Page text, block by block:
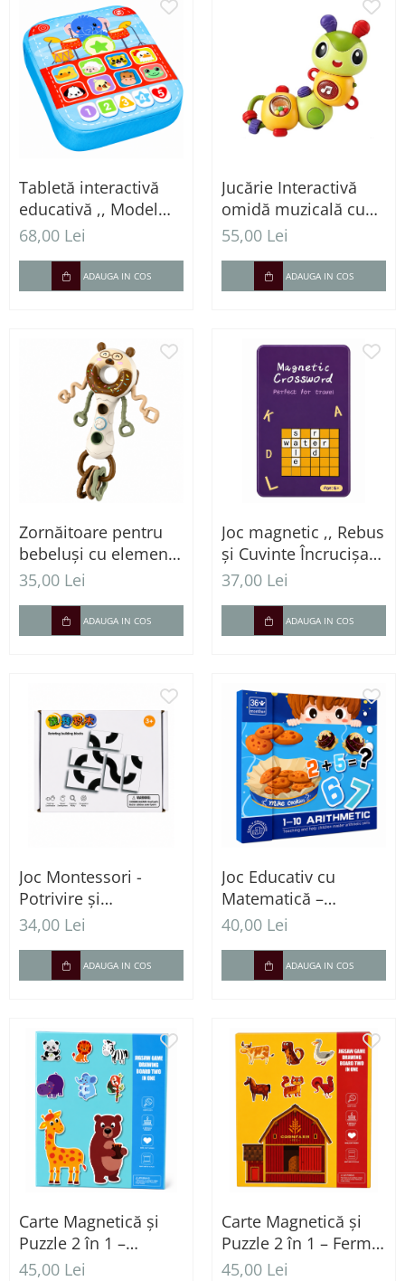
Tabletă interactivă
educativă ,, Model
elefant "
68,00 Lei
ADAUGA IN COS
Jucărie Interactivă
omidă muzicală cu
lumini și zornăitoare
55,00 Lei
ADAUGA IN COS
Zornăitoare pentru
bebeluși cu element
pentru calmarea
Ursuleț
35,00 Lei
ADAUGA IN COS
Joc magnetic ,, Rebus
și Cuvinte Încrucișate
" în cutie metalică
37,00 Lei
ADAUGA IN COS
Joc Montessori -
Potrivire și
construcție cu
34,00 Lei
ADAUGA IN COS
Joc Educativ cu
Matematică –
Învățăm Adunarea și
40,00 Lei
ADAUGA IN COS
Carte Magnetică și
Puzzle 2 în 1 –
Animale Sălbatice
45,00 Lei
Carte Magnetică și
Puzzle 2 în 1 – Ferma
Animalelor
45,00 Lei